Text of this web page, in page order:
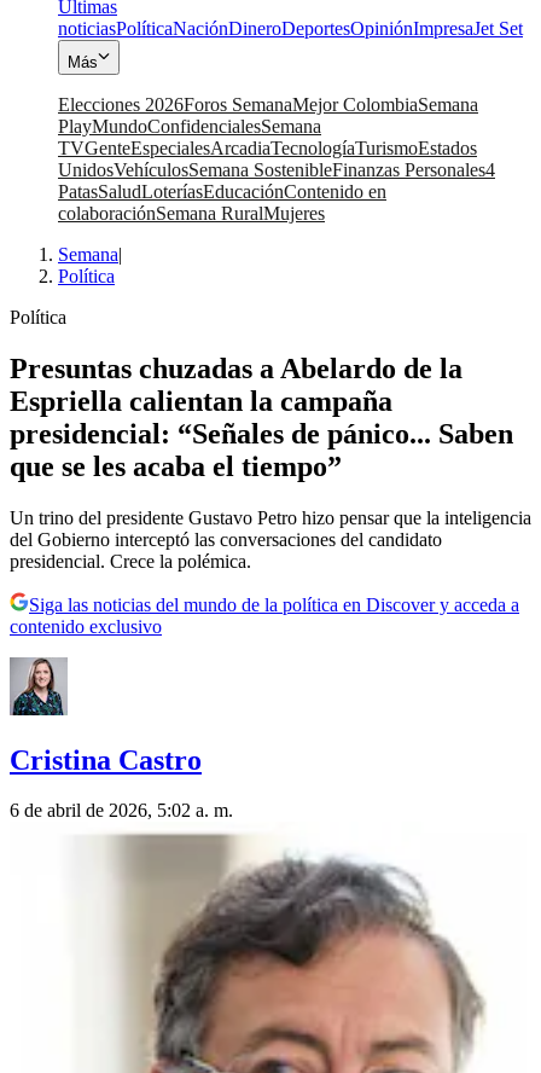
Últimas
noticiasPolíticaNaciónDineroDeportesOpiniónImpresaJet Set
Más
Elecciones 2026Foros SemanaMejor ColombiaSemana
PlayMundoConfidencialesSemana
TVGenteEspecialesArcadiaTecnologíaTurismoEstados
UnidosVehículosSemana SostenibleFinanzas Personales4
PatasSaludLoteríasEducaciónContenido en
colaboraciónSemana RuralMujeres
Semana|
Política
Política
Presuntas chuzadas a Abelardo de la
Espriella calientan la campaña
presidencial: “Señales de pánico... Saben
que se les acaba el tiempo”
Un trino del presidente Gustavo Petro hizo pensar que la inteligencia
del Gobierno interceptó las conversaciones del candidato
presidencial. Crece la polémica.
Siga las noticias del mundo de la política en Discover y acceda a
contenido exclusivo
Cristina Castro
6 de abril de 2026, 5:02 a. m.